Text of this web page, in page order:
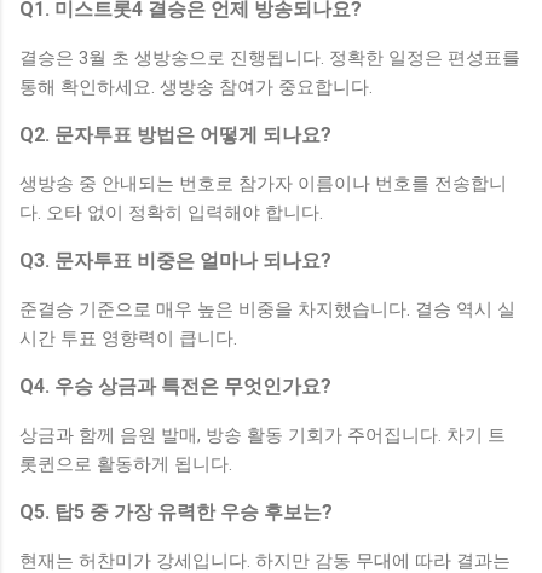
Q1. 미스트롯4 결승은 언제 방송되나요?
결승은 3월 초 생방송으로 진행됩니다. 정확한 일정은 편성표를
통해 확인하세요. 생방송 참여가 중요합니다.
Q2. 문자투표 방법은 어떻게 되나요?
생방송 중 안내되는 번호로 참가자 이름이나 번호를 전송합니
다. 오타 없이 정확히 입력해야 합니다.
Q3. 문자투표 비중은 얼마나 되나요?
준결승 기준으로 매우 높은 비중을 차지했습니다. 결승 역시 실
시간 투표 영향력이 큽니다.
Q4. 우승 상금과 특전은 무엇인가요?
상금과 함께 음원 발매, 방송 활동 기회가 주어집니다. 차기 트
롯퀸으로 활동하게 됩니다.
Q5. 탑5 중 가장 유력한 우승 후보는?
현재는 허찬미가 강세입니다. 하지만 감동 무대에 따라 결과는